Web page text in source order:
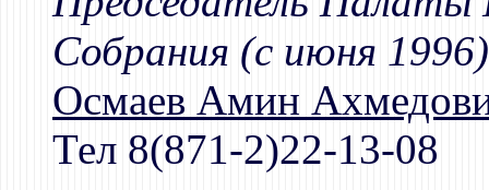
Собрания (с июня
Осмаев Амин
Тел 8(871-2)22-13-08